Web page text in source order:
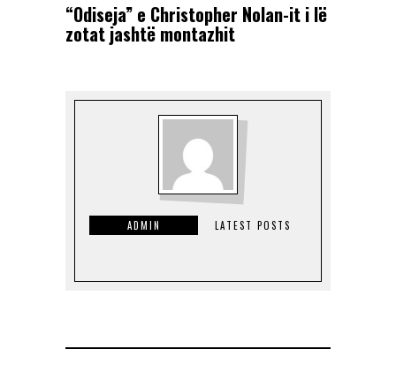
“Odiseja” e Christopher Nolan-it i lë
zotat jashtë montazhit
ADMIN LATEST POSTS